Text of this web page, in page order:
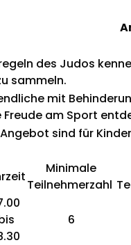
des Judos
sammeln.
mit
Freude am Sport
Angebot sind für
Minimale
Teilnehmerzahl
6